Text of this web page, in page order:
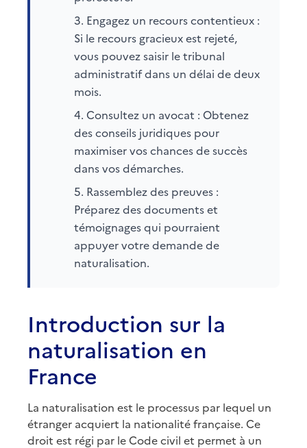
Engagez un recours contentieux :
Si le recours gracieux est rejeté,
vous pouvez saisir le tribunal
administratif dans un délai de deux
mois.
Consultez un avocat : Obtenez
des conseils juridiques pour
maximiser vos chances de succès
dans vos démarches.
Rassemblez des preuves :
Préparez des documents et
témoignages qui pourraient
appuyer votre demande de
naturalisation.
Introduction sur la
naturalisation en
France
La naturalisation est le processus par lequel un
étranger acquiert la nationalité française. Ce
droit est régi par le Code civil et permet à un